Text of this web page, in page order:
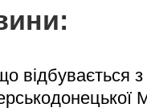
відбувається з